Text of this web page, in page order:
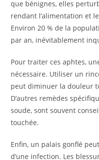
que bénignes, elles
rendant l’alimentation et
Environ 20 % de la
par an, inévitablement
Pour traiter ces aphtes,
nécessaire. Utiliser un
peut diminuer la douleur
D’autres remèdes
soude, sont souvent
touchée.
Enfin, un palais gonflé
d’une infection. Les